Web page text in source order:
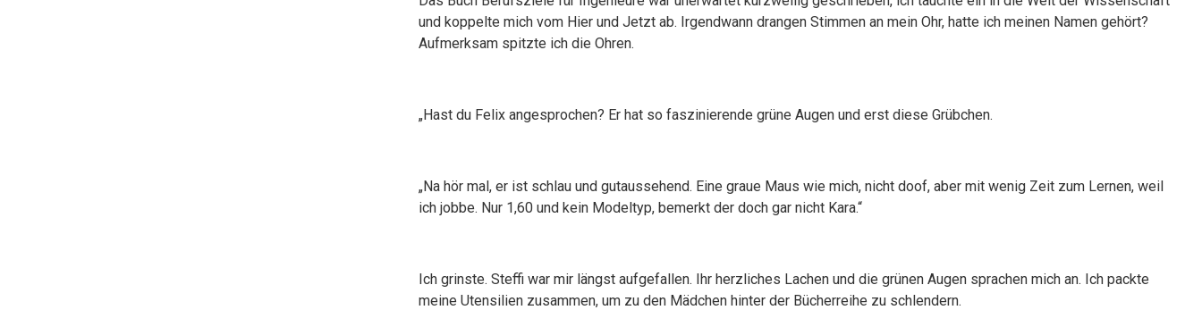
und koppelte mich vom Hier und Jetzt ab. Irgendwann drangen Stimmen an mein Ohr, hatte ich meinen Namen gehört?
Aufmerksam spitzte ich die Ohren.
„Hast du Felix angesprochen? Er hat so faszinierende grüne Augen und erst diese Grübchen.
„Na hör mal, er ist schlau und gutaussehend. Eine graue Maus wie mich, nicht doof, aber mit wenig Zeit zum Lernen, weil
ich jobbe. Nur 1,60 und kein Modeltyp, bemerkt der doch gar nicht Kara.“
Ich grinste. Steffi war mir längst aufgefallen. Ihr herzliches Lachen und die grünen Augen sprachen mich an. Ich packte
meine Utensilien zusammen, um zu den Mädchen hinter der Bücherreihe zu schlendern.